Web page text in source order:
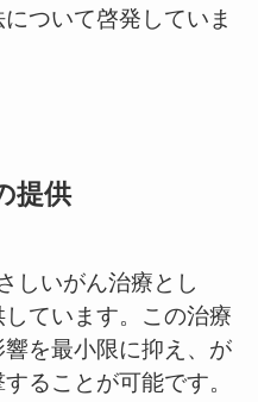
ついて啓発していま
提供
しいがん治療とし
ています。この治療
を最小限に抑え、が
ることが可能です。